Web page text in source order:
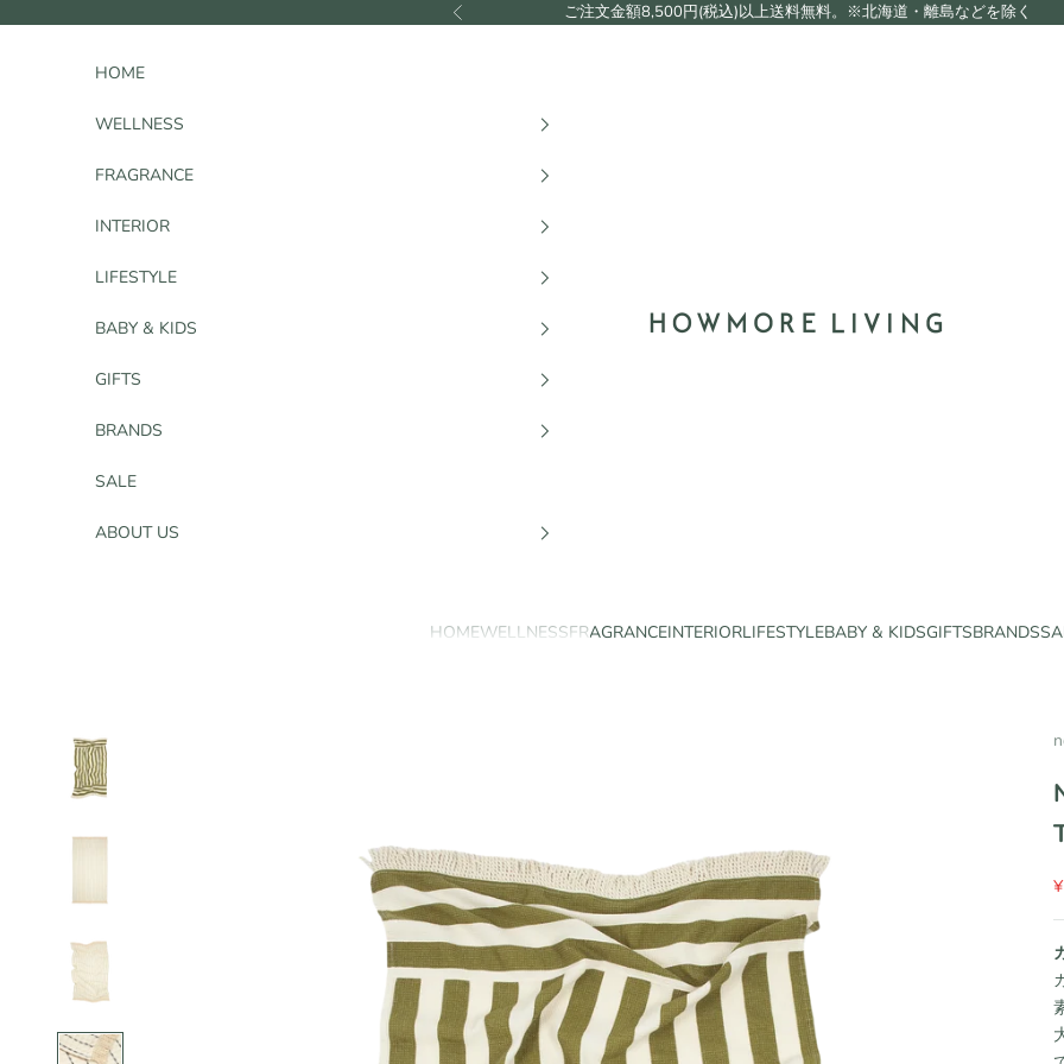
前へ ご注文金額8,500円(税込)以上送料無料。※北海道・離島などを除く
HOWMORE LIVING
HOMEWELLNESSFRAGRANCEINTERIORLIFESTYLEBABY & KIDSGIFTSBRANDS
HOME
WELLNESS
FRAGRANCE
INTERIOR
LIFESTYLE
BABY & KIDS
GIFTS
BRANDS
SALE
ABOUT US